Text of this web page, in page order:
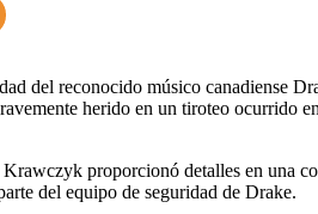
del reconocido músico canadiense
herido en un tiroteo ocurrido
proporcionó detalles en una
del equipo de seguridad de Drake.